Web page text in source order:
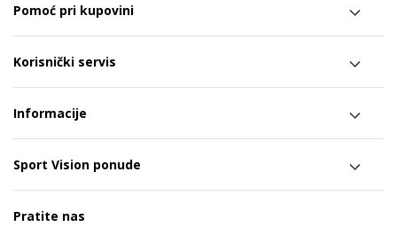
Pomoć pri kupovini
Korisnički servis
Informacije
Sport Vision ponude
Pratite nas